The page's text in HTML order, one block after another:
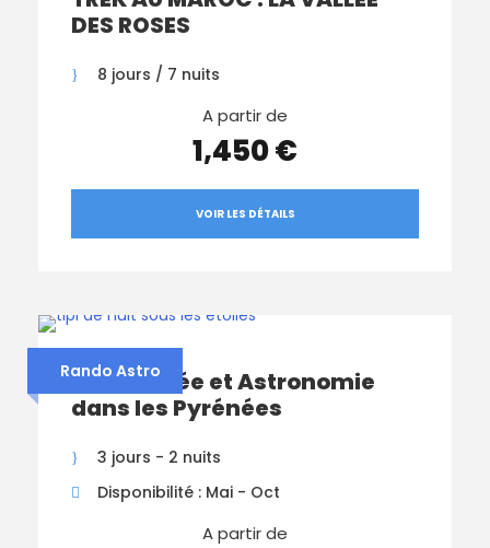
DES ROSES
8 jours / 7 nuits
A partir de
1,450 €
VOIR LES DÉTAILS
Rando Astro
Randonnée et Astronomie
dans les Pyrénées
3 jours - 2 nuits
Disponibilité : Mai - Oct
A partir de